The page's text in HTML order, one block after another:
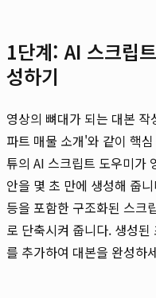
1단계: AI 스크립
성하기
영상의 뼈대가 되는 대본
파트 매물 소개'와 같이 핵
튜의 AI 스크립트 도우미가
안을 몇 초 만에 생성해 줍
등을 포함한 구조화된 스크
로 단축시켜 줍니다. 생성
를 추가하여 대본을 완성하